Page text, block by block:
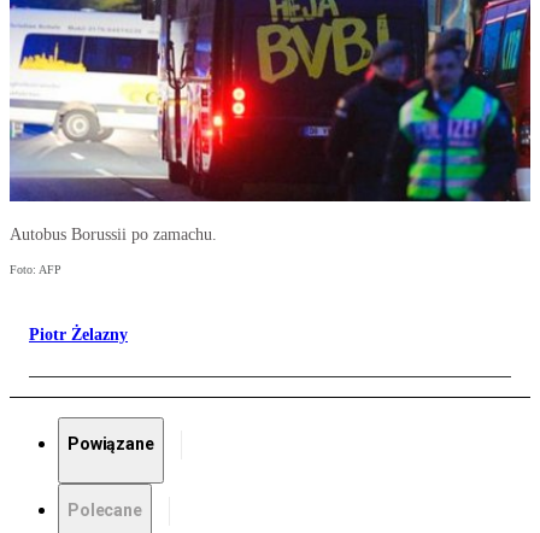
Autobus Borussii po zamachu.
Foto: AFP
Piotr Żelazny
Powiązane
Polecane